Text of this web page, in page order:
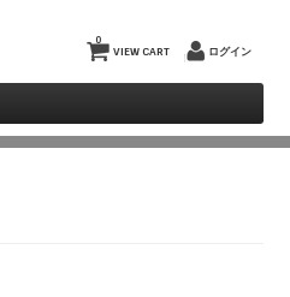
VIEW CART
0
ログイン